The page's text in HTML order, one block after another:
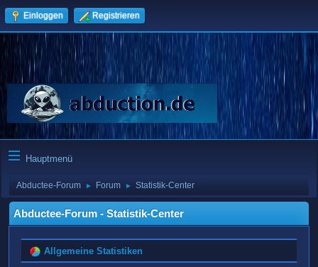
Einloggen Registrieren
Hauptmenü
Abductee-Forum ► Forum ► Statistik-Center
Abductee-Forum - Statistik-Center
Allgemeine Statistiken